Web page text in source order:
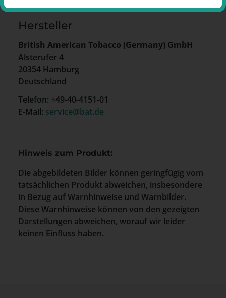
Hersteller
British American Tobacco (Germany) GmbH
Alsterufer 4
20354 Hamburg
Deutschland
Telefon: +49-40-4151-01
E-Mail: service@bat.de
Hinweis zum Produkt:
Die abgebildeten Bilder können geringfügig vom
tatsächlichen Produkt abweichen, insbesondere
in Bezug auf Warnhinweise und Warnbilder.
Diese Warnhinweise können von den gezeigten
Darstellungen abweichen, worauf wir leider
keinen Einfluss haben.